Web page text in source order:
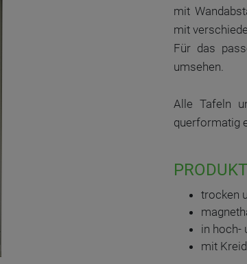
mit
mit
Für das
umsehen.
Alle Tafeln
querformatig
trocken
in hoch-
mit